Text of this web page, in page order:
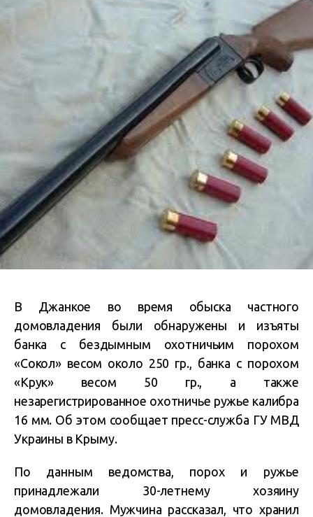
В Джанкое во время обыска частного
домовладения были обнаружены и изъяты
банка с бездымным охотничьим порохом
«Сокол» весом около 250 гр., банка с порохом
«Крук» весом 50 гр., а также
незарегистрированное охотничье ружье калибра
16 мм. Об этом сообщает пресс-служба ГУ МВД
Украины в Крыму.
По данным ведомства, порох и ружье
принадлежали 30-летнему хозяину
домовладения. Мужчина рассказал, что хранил